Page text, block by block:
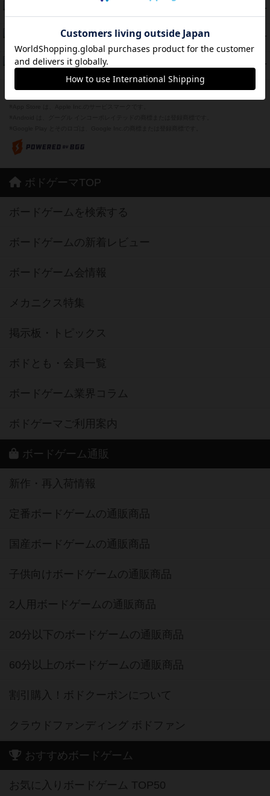
PT
紹介文あり 1件の投稿
PT
Bitter End ブタペスト救出作戦
42 PT
ドコジャン
ボドゲーマTOP
ボードゲームを検索する
ボードゲームの新着レビュー
ボードゲーム会情報
メカニクス特集
掲示板・トピックス
ボドとも・会員一覧
ボードゲーム業界コラム
ボドゲーマご利用案内
ボードゲーム通販
新作・再入荷情報
定番ボードゲームの通販商品
国産ボードゲームの通販商品
子供向けボードゲームの通販商品
2人用ボードゲームの通販商品
20分以下のボードゲームの通販商品
60分以上のボードゲームの通販商品
割引購入！ボドクーポンについて
クラウドファンディング ボドファン
おすすめボードゲーム
お気に入りボードゲーム TOP50